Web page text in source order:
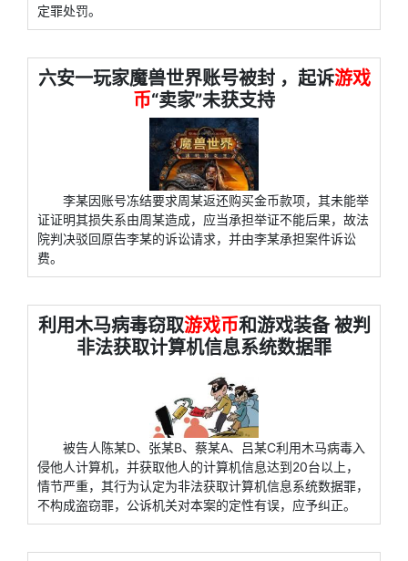
定罪处罚。
六安一玩家魔兽世界账号被封 ，起诉游戏
币“卖家”未获支持
李某因账号冻结要求周某返还购买金币款项，其未能举
证证明其损失系由周某造成，应当承担举证不能后果，故法
院判决驳回原告李某的诉讼请求，并由李某承担案件诉讼
费。
利用木马病毒窃取游戏币和游戏装备 被判
非法获取计算机信息系统数据罪
被告人陈某D、张某B、蔡某A、吕某C利用木马病毒入
侵他人计算机，并获取他人的计算机信息达到20台以上，
情节严重，其行为认定为非法获取计算机信息系统数据罪，
不构成盗窃罪，公诉机关对本案的定性有误，应予纠正。